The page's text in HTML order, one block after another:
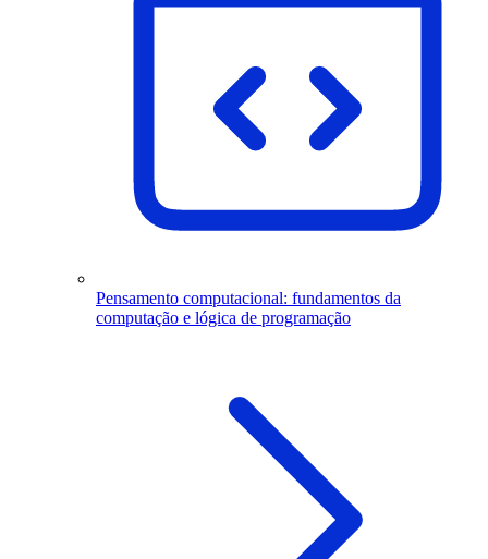
Pensamento computacional: fundamentos da
computação e lógica de programação